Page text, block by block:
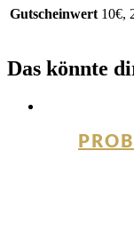
Gutscheinwert 10€,
Das könnte